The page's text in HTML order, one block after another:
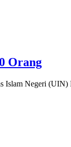
Orang
Negeri